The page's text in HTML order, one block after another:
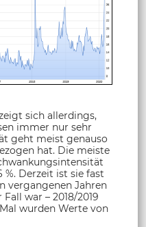
sich allerdings,
immer nur sehr
geht meist genauso
hat. Die meiste
%. Derzeit ist sie fast
vergangenen Jahren
war – 2018/2019
wurden Werte von